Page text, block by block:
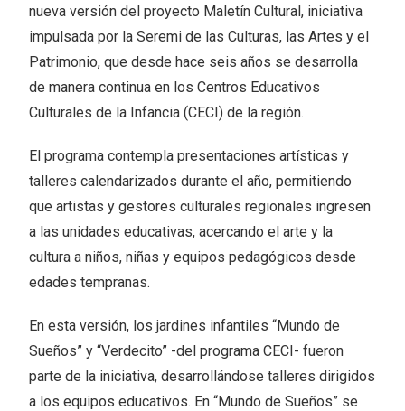
nueva versión del proyecto Maletín Cultural, iniciativa
impulsada por la Seremi de las Culturas, las Artes y el
Patrimonio, que desde hace seis años se desarrolla
de manera continua en los Centros Educativos
Culturales de la Infancia (CECI) de la región.
El programa contempla presentaciones artísticas y
talleres calendarizados durante el año, permitiendo
que artistas y gestores culturales regionales ingresen
a las unidades educativas, acercando el arte y la
cultura a niños, niñas y equipos pedagógicos desde
edades tempranas.
En esta versión, los jardines infantiles “Mundo de
Sueños” y “Verdecito” -del programa CECI- fueron
parte de la iniciativa, desarrollándose talleres dirigidos
a los equipos educativos. En “Mundo de Sueños” se